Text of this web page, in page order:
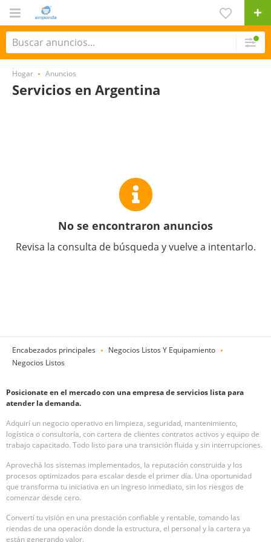
Hogar Anuncios
Servicios en Argentina
No se encontraron anuncios
Revisa la consulta de búsqueda y vuelve a intentarlo.
Encabezados principales
Negocios Listos Y Equipamiento
Negocios Listos
Posicionate en el mercado con una empresa de servicios lista para
atender la demanda.
Adquirí un negocio operativo en limpieza, seguridad, mantenimiento,
logística o consultoría, con cartera de clientes contratos activos y equipo de
trabajo capacitado. Todo listo para una transición fluida y sin interrupciones.
Aprovechá los sistemas implementados, la reputación construida y los
procesos optimizados para escalar desde el primer día. Una oportunidad
que transforma tu iniciativa en un ingreso inmediato, sin los riesgos de
comenzar desde cero.
Convertí tu visión en una prestación confiable y rentable, tomando las
riendas de una operación donde la estructura, el personal y la cartera ya
están generando valor.